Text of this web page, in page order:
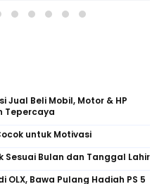
Jual Beli Mobil, Motor & HP
Tepercaya
untuk Motivasi
Bulan dan Tanggal Lahir
OLX, Bawa Pulang Hadiah PS 5